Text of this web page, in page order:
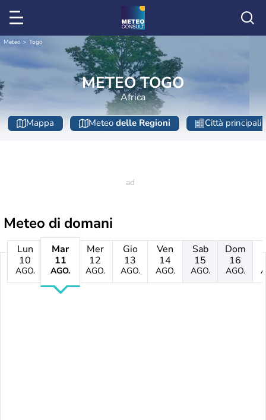
Meteo Togo
METEO TOGO
Africa
Mappa Meteo delle Regioni Città principali
Meteo di domani
Lun
10
AGO.
Mar
11
AGO.
Mer
12
AGO.
Gio
13
AGO.
Ven
14
AGO.
Sab
15
AGO.
Dom
16
AGO.